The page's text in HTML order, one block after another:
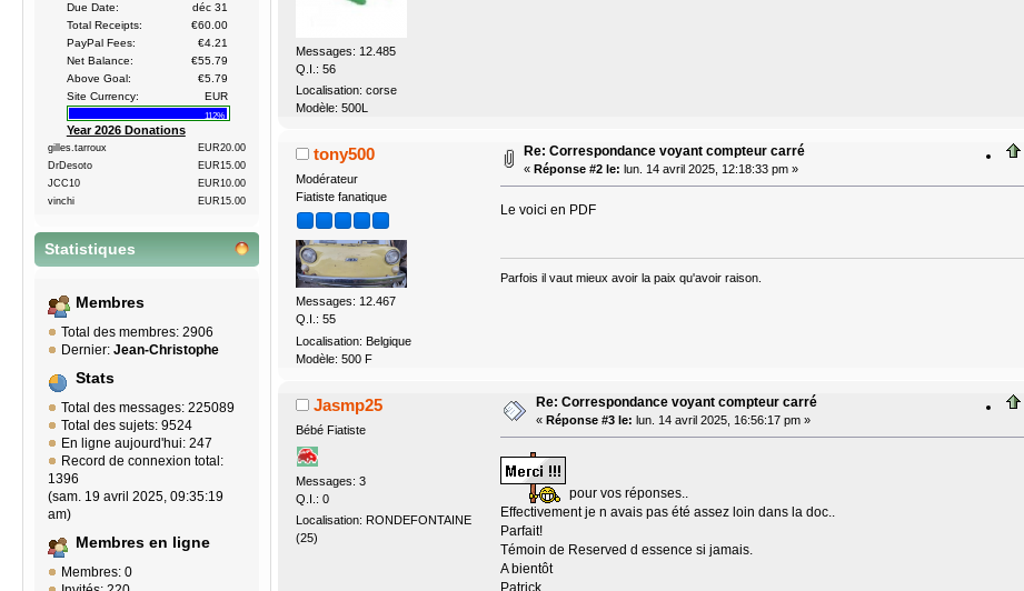
Due Date:
déc 31
Total Receipts:
€60.00
PayPal Fees:
€4.21
Net Balance:
€55.79
Above Goal:
€5.79
Site Currency:
EUR
112%
Year 2026 Donations
gilles.tarroux
EUR20.00
DrDesoto
EUR15.00
JCC10
EUR10.00
vinchi
EUR15.00
Statistiques
Membres
Total des membres: 2906
Dernier: Jean-Christophe
Stats
Total des messages: 225089
Total des sujets: 9524
En ligne aujourd'hui: 247
Record de connexion total:
1396
(sam. 19 avril 2025, 09:35:19
am)
Membres en ligne
Membres: 0
Messages: 12.485
Q.I.: 56
Localisation: corse
Modèle: 500L
tony500
Modérateur
Fiatiste fanatique
Messages: 12.467
Q.I.: 55
Localisation: Belgique
Modèle: 500 F
Re: Correspondance voyant compteur carré
« Réponse #2 le: lun. 14 avril 2025, 12:18:33 pm »
Le voici en PDF
Parfois il vaut mieux avoir la paix qu'avoir raison.
Jasmp25
Bébé Fiatiste
Messages: 3
Q.I.: 0
Localisation: RONDEFONTAINE
(25)
Re: Correspondance voyant compteur carré
« Réponse #3 le: lun. 14 avril 2025, 16:56:17 pm »
pour vos réponses..
Effectivement je n avais pas été assez loin dans la doc..
Parfait!
Témoin de Reserved d essence si jamais.
A bientôt
Patrick